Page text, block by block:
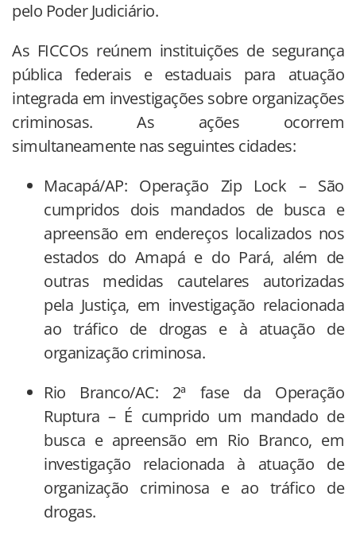
pelo Poder Judiciário.
As FICCOs reúnem instituições de segurança
pública federais e estaduais para atuação
integrada em investigações sobre organizações
criminosas. As ações ocorrem
simultaneamente nas seguintes cidades:
Macapá/AP: Operação Zip Lock – São
cumpridos dois mandados de busca e
apreensão em endereços localizados nos
estados do Amapá e do Pará, além de
outras medidas cautelares autorizadas
pela Justiça, em investigação relacionada
ao tráfico de drogas e à atuação de
organização criminosa.
Rio Branco/AC: 2ª fase da Operação
Ruptura – É cumprido um mandado de
busca e apreensão em Rio Branco, em
investigação relacionada à atuação de
organização criminosa e ao tráfico de
drogas.